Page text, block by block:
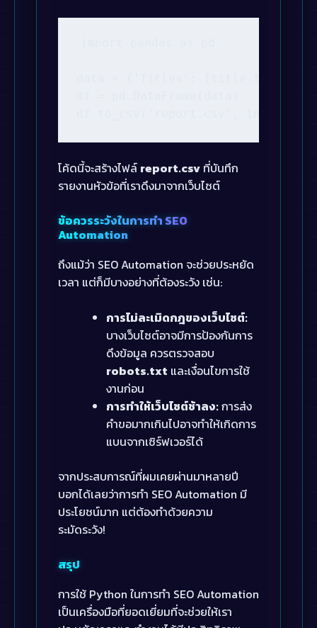
โค้ดนี้จะสร้างไฟล์ report.csv ที่บันทึก
รายงานหัวข้อที่เราดึงมาจากเว็บไซต์
ข้อควรระวังในการทำ SEO
Automation
ถึงแม้ว่า SEO Automation จะช่วยประหยัด
เวลา แต่ก็มีบางอย่างที่ต้องระวัง เช่น:
การไม่ละเมิดกฎของเว็บไซต์:
บางเว็บไซต์อาจมีการป้องกันการ
ดึงข้อมูล ควรตรวจสอบ
robots.txt และเงื่อนไขการใช้
งานก่อน
การทำให้เว็บไซต์ช้าลง:การส่ง
คำขอมากเกินไปอาจทำให้เกิดการ
แบนจากเซิร์ฟเวอร์ได้
จากประสบการณ์ที่ผมเคยผ่านมาหลายปี
บอกได้เลยว่าการทำ SEO Automation มี
ประโยชน์มาก แต่ต้องทำด้วยความ
ระมัดระวัง!
สรุป
การใช้ Python ในการทำ SEO Automation
เป็นเครื่องมือที่ยอดเยี่ยมที่จะช่วยให้เรา